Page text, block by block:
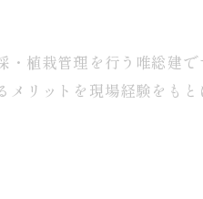
植栽管理を行う唯総建
リットを現場経験をも